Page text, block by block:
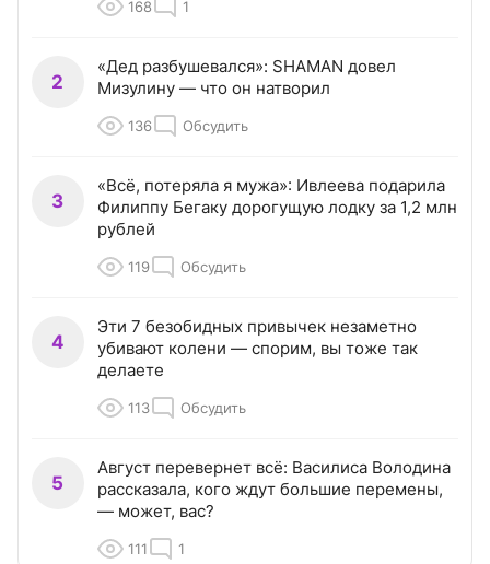
168 1
2
«Дед разбушевался»: SHAMAN довел
Мизулину — что он натворил
136 Обсудить
3
«Всё, потеряла я мужа»: Ивлеева подарила
Филиппу Бегаку дорогущую лодку за 1,2 млн
рублей
119 Обсудить
4
Эти 7 безобидных привычек незаметно
убивают колени — спорим, вы тоже так
делаете
113 Обсудить
5
Август перевернет всё: Василиса Володина
рассказала, кого ждут большие перемены,
— может, вас?
111 1